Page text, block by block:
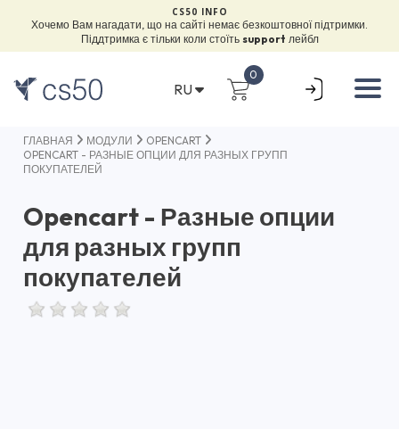
CS50 INFO
Хочемо Вам нагадати, що на сайті немає безкоштовної підтримки.
Піддтримка є тільки коли стоїть support лейбл
RU
0
ГЛАВНАЯ МОДУЛИ
OPENCART
OPENCART - РАЗНЫЕ ОПЦИИ ДЛЯ РАЗНЫХ ГРУПП
ПОКУПАТЕЛЕЙ
Opencart - Разные опции
для разных групп
покупателей